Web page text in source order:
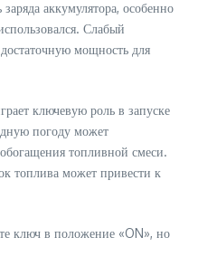
аккумулятора, особенно
Слабый
мощность для
ключевую роль в запуске
погоду может
топливной смеси.
топлива может привести к
ключ в положение «ON», но